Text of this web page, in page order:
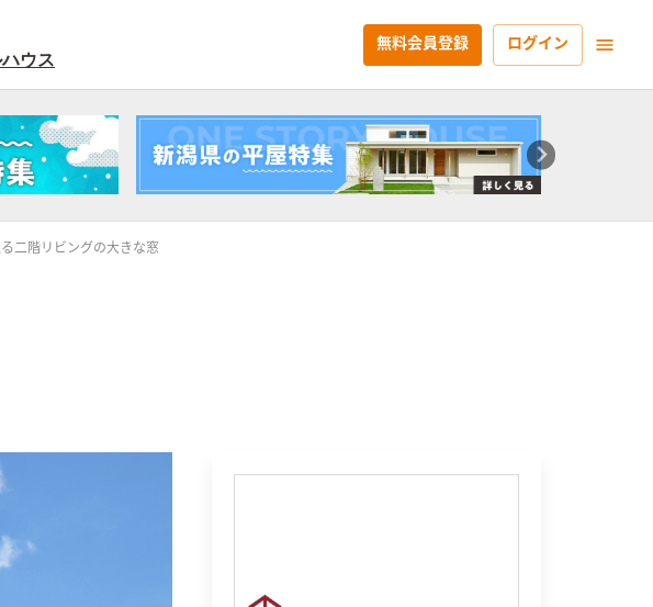
ウス
無料会員登録 ログイン
二階リビングの大きな窓